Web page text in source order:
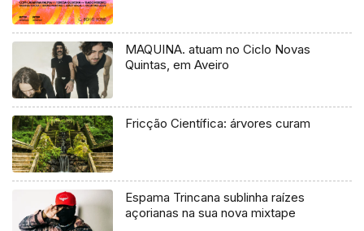
MAQUINA. atuam no Ciclo Novas
Quintas, em Aveiro
Fricção Científica: árvores curam
Espama Trincana sublinha raízes
açorianas na sua nova mixtape